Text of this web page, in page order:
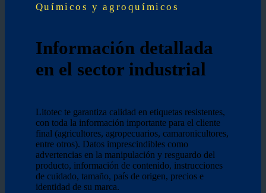
Químicos y agroquímicos
Información detallada
en el sector industrial
Litotec te garantiza calidad en etiquetas resistentes,
con toda la información importante para el cliente
final (agricultores, agropecuarios, camaronicultores,
entre otros). Datos imprescindibles como
advertencias en la manipulación y resguardo del
producto, información de contenido, instrucciones
de cuidado, tamaño, país de origen, precios e
identidad de su marca.